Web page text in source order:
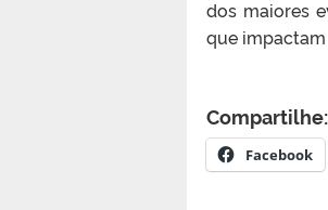
dos maiores
que
Compartilhe:
Facebook